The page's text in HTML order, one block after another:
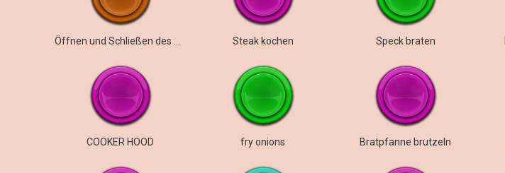
Steak kochen Speck braten
COOKER HOOD fry onions Bratpfanne brutzeln